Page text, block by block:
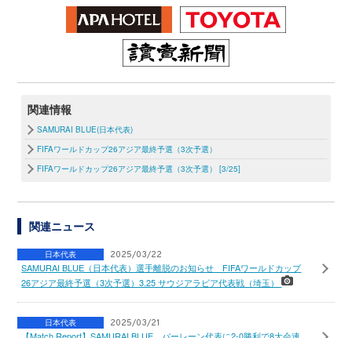
関連情報
SAMURAI BLUE(日本代表)
FIFAワールドカップ26アジア最終予選（3次予選）
FIFAワールドカップ26アジア最終予選（3次予選） [3/25]
関連ニュース
日本代表 2025/03/22
SAMURAI BLUE（日本代表）選手離脱のお知らせ FIFAワールドカップ
26アジア最終予選（3次予選）3.25 サウジアラビア代表戦（埼玉）
日本代表 2025/03/21